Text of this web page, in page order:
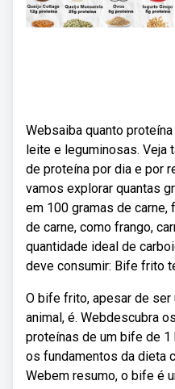
Websaiba quanto
leite e leguminosas. Veja
de proteína por dia e por
vamos explorar quantas
em 100 gramas de
de carne, como frango,
quantidade ideal de
deve consumir: Bife frito
O bife frito, apesar de
animal, é. Webdescubra
proteínas de um bife de
os fundamentos da dieta
Webem resumo, o bife é